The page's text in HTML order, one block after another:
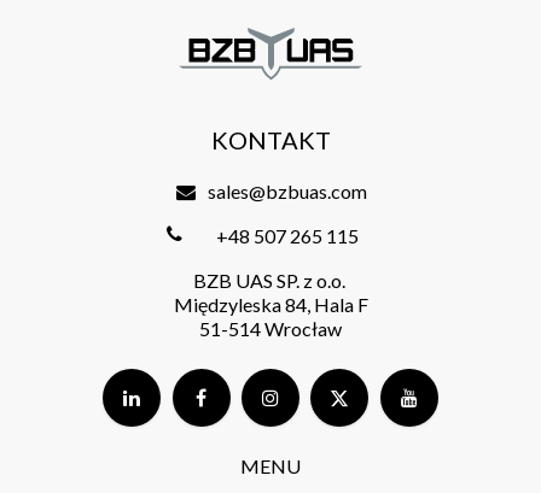
MENU
KONTAKT
sales@bzbuas.com
+48 507 265 115
BZB UAS SP. z o.o.
Międzyleska 84, Hala F
51-514 Wrocław